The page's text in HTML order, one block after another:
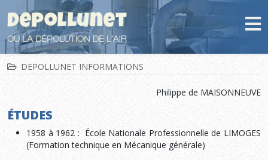
DEPOLLUNET INFORMATIONS
Philippe de MAISONNEUVE
ÉTUDES
1958 à 1962 : École Nationale Professionnelle de LIMOGES
(Formation technique en Mécanique générale)